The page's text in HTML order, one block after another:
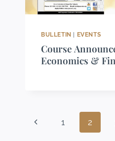
BULLETIN EVENTS
Course
Economics &
1 2